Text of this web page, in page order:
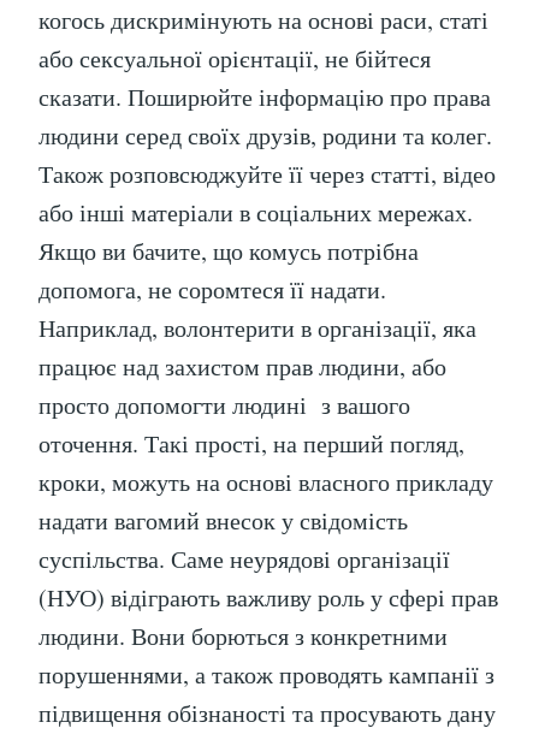
когось дискримінують на основі раси, статі
або сексуальної орієнтації, не бійтеся
сказати. Поширюйте інформацію про права
людини серед своїх друзів, родини та колег.
Також розповсюджуйте її через статті, відео
або інші матеріали в соціальних мережах.
Якщо ви бачите, що комусь потрібна
допомога, не соромтеся її надати.
Наприклад, волонтерити в організації, яка
працює над захистом прав людини, або
просто допомогти людині з вашого
оточення. Такі прості, на перший погляд,
кроки, можуть на основі власного прикладу
надати вагомий внесок у свідомість
суспільства. Саме неурядові організації
(НУО) відіграють важливу роль у сфері прав
людини. Вони борються з конкретними
порушеннями, а також проводять кампанії з
підвищення обізнаності та просувають дану